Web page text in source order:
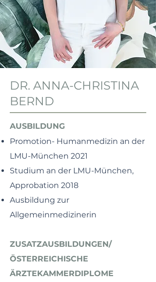
DR. ANNA-CHRISTINA
BERND
AUSBILDUNG
Promotion- Humanmedizin an der
LMU-München 2021
Studium an der LMU-München,
Approbation 2018
Ausbildung zur
Allgemeinmedizinerin
ZUSATZAUSBILDUNGEN/
ÖSTERREICHISCHE
ÄRZTEKAMMERDIPLOME